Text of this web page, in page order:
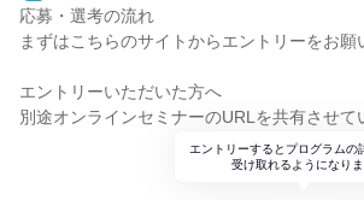
応募・選考の流れ
まずはこちらのサイトからエントリーをお願
エントリーいただいた方へ
別途オンラインセミナーのURLを共有させて
エントリーするとプログラムの
受け取れるようになり